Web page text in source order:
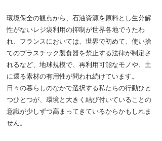
環境保全の観点から、石油資源を原料とし生分解
性がないレジ袋利用の抑制が世界各地でうたわ
れ、フランスにおいては、世界で初めて、使い捨
てのプラスチック製食器を禁止する法律が制定さ
れるなど、地球規模で、再利用可能なモノや、土
に還る素材の有用性が問われ続けています。
日々の暮らしのなかで選択する私たちの行動ひと
つひとつが、環境と大きく結び付いていることの
意識が少しずつ高まってきているからかもしれま
せん。